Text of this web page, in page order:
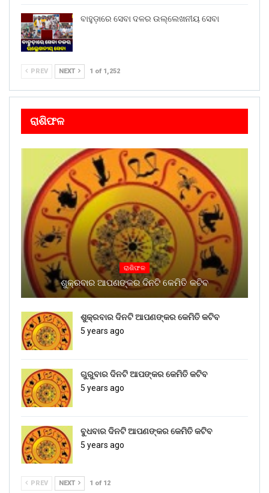
ବାହୁଡ଼ାରେ ସେବା ଦଳର ଉଲ୍ଲେଖନୀୟ ସେବା
PREV NEXT 1 of 1,252
ରାଶିଫଳ
ରାଶିଫଳ
ଶୁକ୍ରବାର ଆପଣଙ୍କର ଦିନଟି କେମିତି କଟିବ
ଶୁକ୍ରବାର ଦିନଟି ଆପଣଙ୍କର କେମିତି କଟିବ
5 years ago
ଗୁରୁବାର ଦିନଟି ଆପଙ୍କର କେମିତି କଟିବ
5 years ago
ବୁଧବାର ଦିନଟି ଆପଣଙ୍କର କେମିତି କଟିବ
5 years ago
PREV NEXT 1 of 12